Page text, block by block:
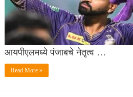
आयपीएलमध्ये पंजाबचे नेतृत्व …
Read More »